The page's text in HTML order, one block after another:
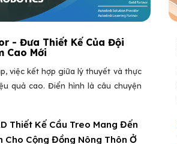
- Đưa Thiết Kế Của Đội
Cao Mới
việc kết hợp giữa lý thuyết và thực
quả cao. Điển hình là câu chuyện
Thiết Kế Cầu Treo Mang Đến
Cho Cộng Đồng Nông Thôn Ở